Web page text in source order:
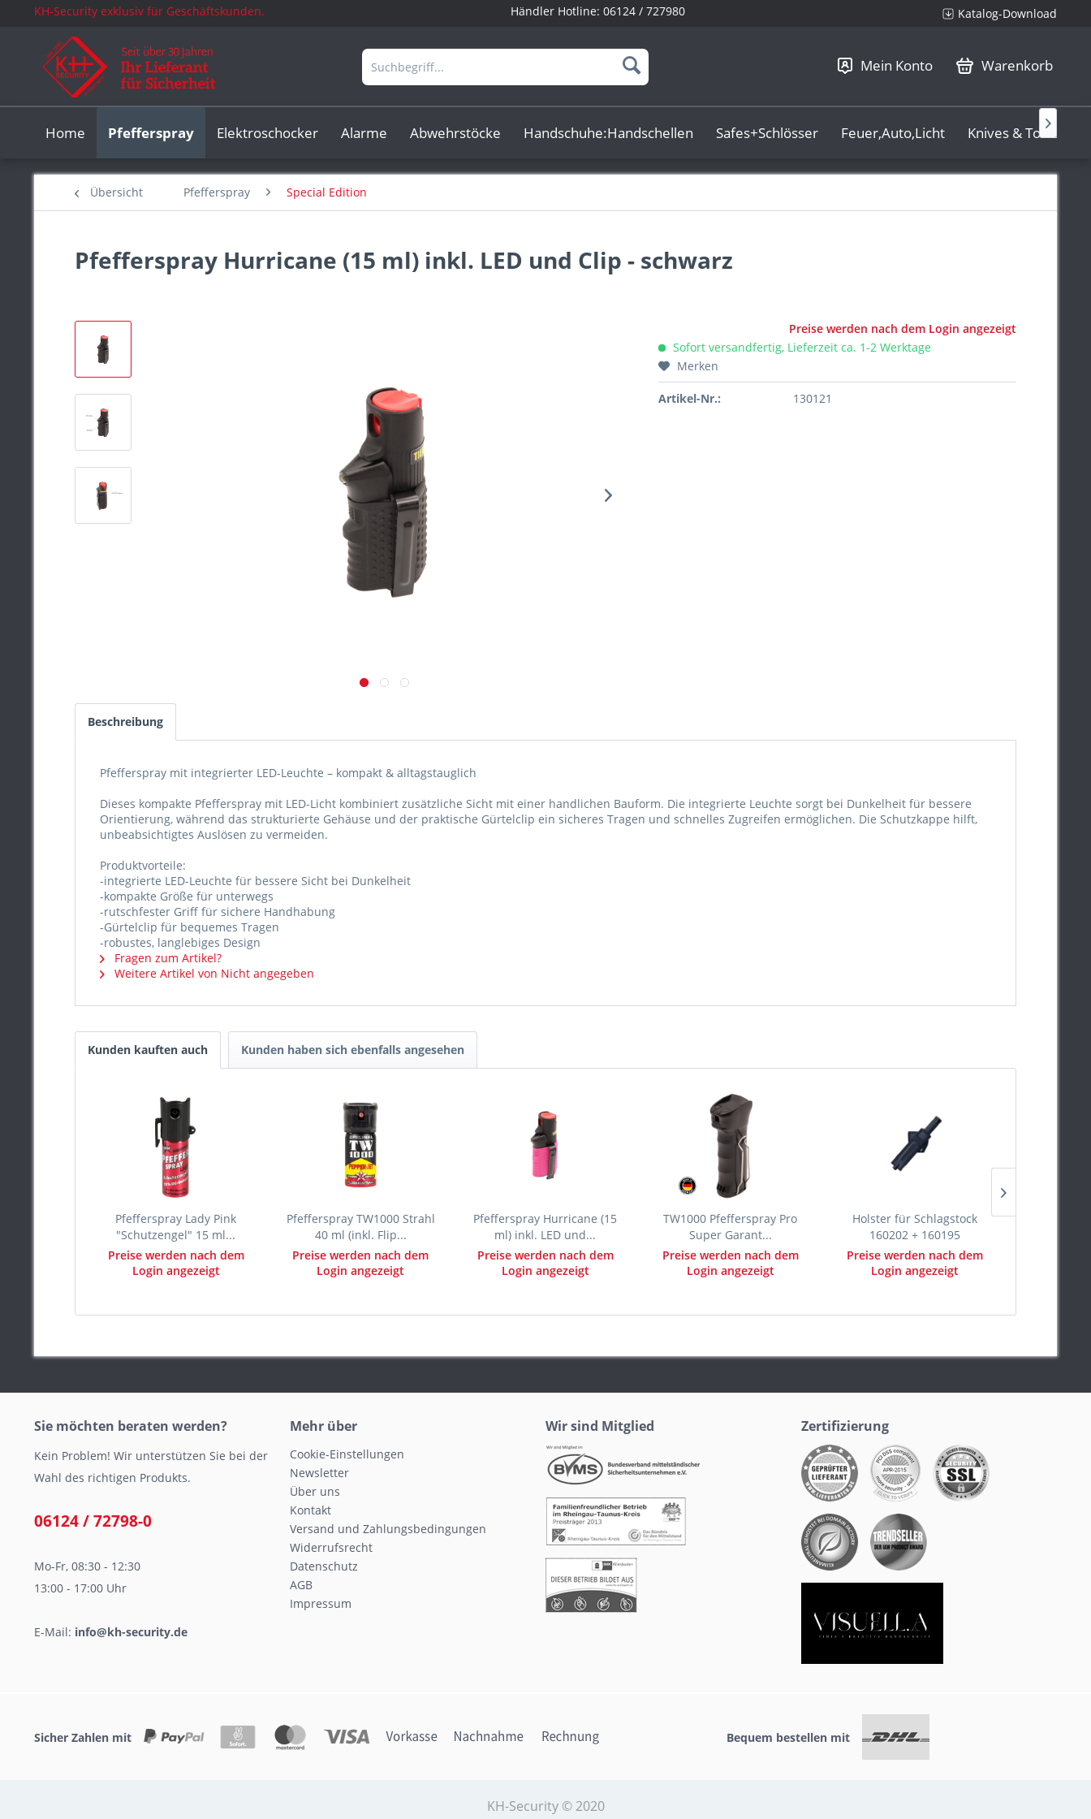
KH-Security exklusiv für Geschäftskunden. Händler Hotline: 06124 / 727980 Katalog-Download
Mein Konto Warenkorb
Home Pfefferspray Elektroschocker Alarme Abwehrstöcke Handschuhe:Handschellen Safes+Schlösser Feuer,Auto,Licht Knives & Tools

Übersicht Pfefferspray Special Edition
Pfefferspray Hurricane (15 ml) inkl. LED und Clip - schwarz
Preise werden nach dem Login angezeigt
Sofort versandfertig, Lieferzeit ca. 1-2 Werktage
Merken
Artikel-Nr.: 130121
Beschreibung
Pfefferspray mit integrierter LED-Leuchte – kompakt & alltagstauglich
Dieses kompakte Pfefferspray mit LED-Licht kombiniert zusätzliche Sicht mit einer handlichen Bauform. Die integrierte Leuchte sorgt bei Dunkelheit für bessere
Orientierung, während das strukturierte Gehäuse und der praktische Gürtelclip ein sicheres Tragen und schnelles Zugreifen ermöglichen. Die Schutzkappe hilft,
unbeabsichtigtes Auslösen zu vermeiden.
Produktvorteile:
-integrierte LED-Leuchte für bessere Sicht bei Dunkelheit
-kompakte Größe für unterwegs
-rutschfester Griff für sichere Handhabung
-Gürtelclip für bequemes Tragen
-robustes, langlebiges Design
Fragen zum Artikel?
Weitere Artikel von Nicht angegeben
Kunden kauften auch Kunden haben sich ebenfalls angesehen
Pfefferspray Lady Pink
"Schutzengel" 15 ml...
Preise werden nach dem
Login angezeigt
Pfefferspray TW1000 Strahl
40 ml (inkl. Flip...
Preise werden nach dem
Login angezeigt
Pfefferspray Hurricane (15
ml) inkl. LED und...
Preise werden nach dem
Login angezeigt
TW1000 Pfefferspray Pro
Super Garant...
Preise werden nach dem
Login angezeigt
Holster für Schlagstock
160202 + 160195
Preise werden nach dem
Login angezeigt
Sie möchten beraten werden?
Kein Problem! Wir unterstützen Sie bei der
Wahl des richtigen Produkts.
06124 / 72798-0
Mo-Fr, 08:30 - 12:30
13:00 - 17:00 Uhr
E-Mail: info@kh-security.de
Mehr über
Cookie-Einstellungen
Newsletter
Über uns
Kontakt
Versand und Zahlungsbedingungen
Widerrufsrecht
Datenschutz
AGB
Impressum
Wir sind Mitglied Zertifizierung
Sicher Zahlen mit Bequem bestellen mit
KH-Security © 2020